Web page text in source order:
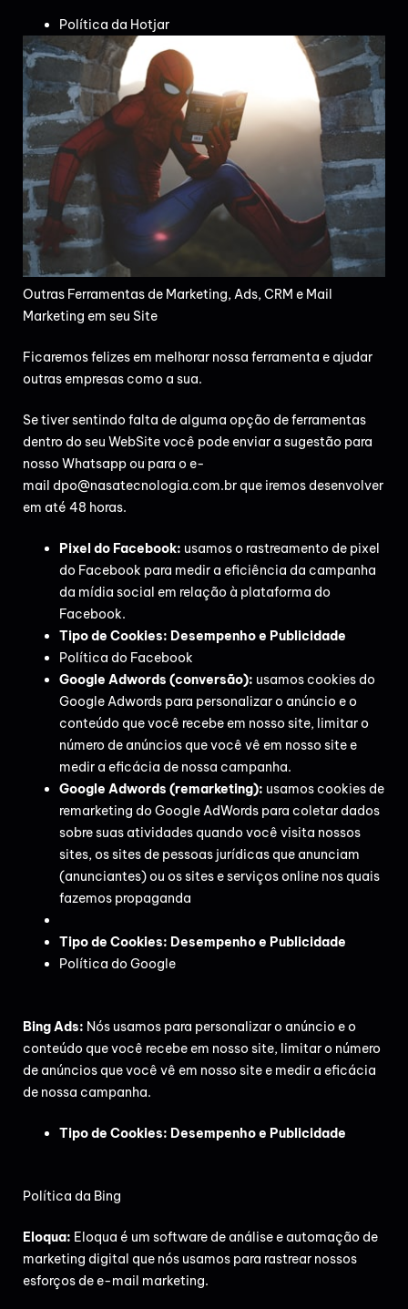
Política da Hotjar
Outras Ferramentas de Marketing, Ads, CRM e Mail
Marketing em seu Site
Ficaremos felizes em melhorar nossa ferramenta e ajudar
outras empresas como a sua.
Se tiver sentindo falta de alguma opção de ferramentas
dentro do seu WebSite você pode enviar a sugestão para
nosso Whatsappou para o e-
mail dpo@nasatecnologia.com.br que iremos desenvolver
em até 48 horas.
Pixel do Facebook: usamos o rastreamento de pixel
do Facebook para medir a eficiência da campanha
da mídia social em relação à plataforma do
Facebook.
Tipo de Cookies: Desempenho e Publicidade
Política do Facebook
Google Adwords (conversão): usamos cookies do
Google Adwords para personalizar o anúncio e o
conteúdo que você recebe em nosso site, limitar o
número de anúncios que você vê em nosso site e
medir a eficácia de nossa campanha.
Google Adwords (remarketing): usamos cookies de
remarketing do Google AdWords para coletar dados
sobre suas atividades quando você visita nossos
sites, os sites de pessoas jurídicas que anunciam
(anunciantes) ou os sites e serviços online nos quais
fazemos propaganda
Tipo de Cookies: Desempenho e Publicidade
Política do Google
Bing Ads: Nós usamos para personalizar o anúncio e o
conteúdo que você recebe em nosso site, limitar o número
de anúncios que você vê em nosso site e medir a eficácia
de nossa campanha.
Tipo de Cookies: Desempenho e Publicidade
Política da Bing
Eloqua: Eloqua é um software de análise e automação de
marketing digital que nós usamos para rastrear nossos
esforços de e-mail marketing.